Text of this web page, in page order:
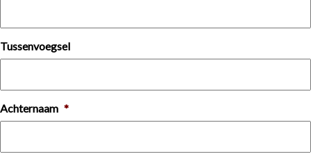
Tussenvoegsel
Achternaam *